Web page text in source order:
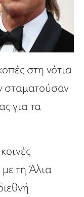
στη νότια
σταματούσαν
για τα
τη Άλια